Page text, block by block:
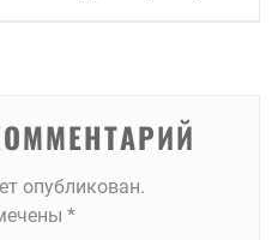
опубликован.
*